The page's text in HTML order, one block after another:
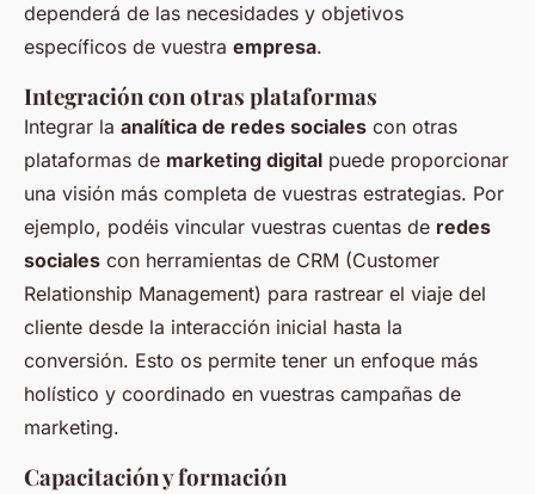
dependerá de las necesidades y objetivos
específicos de vuestra empresa.
Integración con otras plataformas
Integrar la analítica de redes sociales con otras
plataformas de marketing digital puede proporcionar
una visión más completa de vuestras estrategias. Por
ejemplo, podéis vincular vuestras cuentas de redes
sociales con herramientas de CRM (Customer
Relationship Management) para rastrear el viaje del
cliente desde la interacción inicial hasta la
conversión. Esto os permite tener un enfoque más
holístico y coordinado en vuestras campañas de
marketing.
Capacitación y formación